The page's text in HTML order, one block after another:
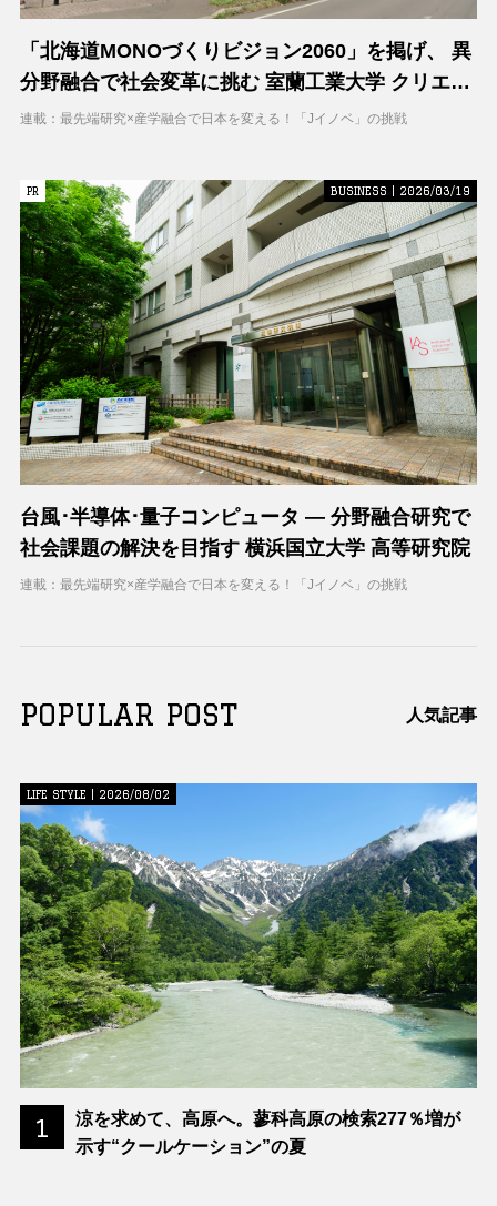
「北海道MONOづくりビジョン2060」を掲げ、 異
分野融合で社会変革に挑む 室蘭工業大学 クリエイ
ティブコラボレーションセンター（CCC）
連載：最先端研究×産学融合で日本を変える！「Jイノベ」の挑戦
PR
PR BUSINESS | 2026/03/19
台風･半導体･量子コンピュータ ― 分野融合研究で
社会課題の解決を目指す 横浜国立大学 高等研究院
連載：最先端研究×産学融合で日本を変える！「Jイノベ」の挑戦
POPULAR POST 人気記事
1
LIFE STYLE | 2026/08/02
涼を求めて、高原へ。蓼科高原の検索277％増が
示す“クールケーション”の夏